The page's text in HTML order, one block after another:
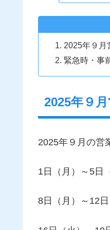
2025年９月
緊急時・事
2025年９
2025年９月の営
1日（月）～5日
8日（月）～12日